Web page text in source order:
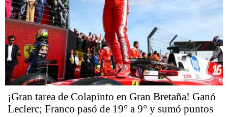
¡Gran tarea de Colapinto en Gran Bretaña! Ganó
Leclerc; Franco pasó de 19° a 9° y sumó puntos